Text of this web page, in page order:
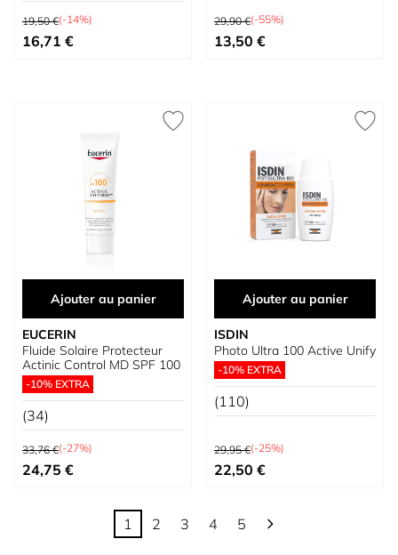
Prix normal
19,50 €(-14%)
Prix spécial
16,71 €
Prix normal
29,90 €(-55%)
Prix spécial
13,50 €
Ajouter au panier
EUCERIN
Fluide Solaire Protecteur
Actinic Control MD SPF 100
-10% EXTRA
(34)
Prix normal
33,76 €(-27%)
Prix spécial
24,75 €
Ajouter au panier
ISDIN
Photo Ultra 100 Active Unify
-10% EXTRA
(110)
Prix normal
29,95 €(-25%)
Prix spécial
22,50 €
Vous lisez actuellement la page
1
Page
2
Page
3
Page
4
Page
5